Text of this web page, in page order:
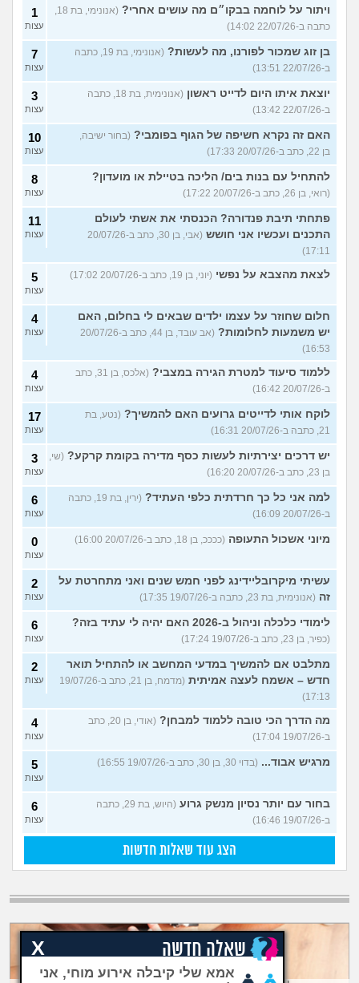
ויתור על לוחמה בבקו״ם מה עושים אחרי?
(אנונימי, בת 18,
כתבה ב-22/07/26 14:02)
1
עצות
בן זוג שמכור לפורנו, מה לעשות?
(אנונימי, בת 19, כתבה
ב-22/07/26 13:51)
7
עצות
יוצאת איתו היום לדייט ראשון
(אנונימית, בת 18, כתבה
ב-22/07/26 13:42)
3
עצות
האם זה נקרא חשיפה של הגוף בפומבי? (בחור ישיבה,
בן 22, כתב ב-20/07/26 17:33)
10
עצות
להתחיל עם בנות בים/ הליכה בטיילת או מועדון?
(רואי, בן 26, כתב ב-20/07/26 17:22)
8
עצות
פתחתי תיבת פנדורה? הכנסתי את אשתי לעולם
התכנים ועכשיו אני חושש
(אבי, בן 30, כתב ב-20/07/26
17:11)
11
עצות
לצאת מהצבא על נפשי (יוני, בן 19, כתב ב-20/07/26 17:02) 5
עצות
חלום שחוזר על עצמו ילדים שבאים לי בחלום, האם
יש משמעות לחלומות?
(אב עובד, בן 44, כתב ב-20/07/26
16:53)
4
עצות
ללמוד סיעוד למטרת הגירה במצבי?
(אלכס, בן 31, כתב
ב-20/07/26 16:42)
4
עצות
לוקח אותי לדייטים גרועים האם להמשיך? (נטע, בת
21, כתבה ב-20/07/26 16:31)
17
עצות
יש דרכים יצירתיות לעשות כסף מדירה בקומת קרקע? (שי,
בן 23, כתב ב-20/07/26 16:20)
3
עצות
למה אני כל כך חרדתית כלפי העתיד?
(ירין, בת 19, כתבה
ב-20/07/26 16:09)
6
עצות
מיוני אשכול התעופה (ככככ, בן 18, כתב ב-20/07/26 16:00) 0
עצות
עשיתי מיקרובליידינג לפני חמש שנים ואני מתחרטת על
זה (אנונימית, בת 23, כתבה ב-19/07/26 17:35)
2
עצות
לימודי כלכלה וניהול ב-2026 האם יהיה לי עתיד בזה?
(כפיר, בן 23, כתב ב-19/07/26 17:24)
6
עצות
מתלבט אם להמשיך במדעי המחשב או להתחיל תואר
חדש – אשמח לעצה אמיתית
(מדמח, בן 21, כתב ב-19/07/26
17:13)
2
עצות
מה הדרך הכי טובה ללמוד למבחן?
(אודי, בן 20, כתב
ב-19/07/26 17:04)
4
עצות
מרגיש אבוד... (בדוי 30, בן 30, כתב ב-19/07/26 16:55) 5
עצות
בחור עם יותר נסיון מנשק גרוע
(היוש, בת 29, כתבה
ב-19/07/26 16:46)
6
עצות
הצג עוד שאלות חדשות
שאלה חדשה X
אמא שלי קיבלה אירוע מוחי, אני